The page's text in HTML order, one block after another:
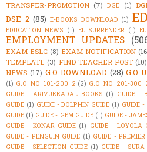
TRANSFER-PROMOTION (7) DGE (1)
DSE_2 (85) E-BOOKS DOWNLOAD (1)
EDUCATION NEWS (1) EL SURRENDER (1)
EMPLOYMENT UPDATES
EXAM ESLC (8) EXAM NOTIFICATION
TEMPLATE (3) FIND TEACHER POST (10)
NEWS (17) G.O DOWNLOAD (28) G.O
(1) G.O_NO_101-200_2 (2) G.O_NO_201-
GUIDE - ARIVUKKADAL BOOKS (1) GUIDE -
GUIDE (1) GUIDE - DOLPHIN GUIDE (1) GUIDE -
GUIDE (1) GUIDE - GEM GUIDE (1) GUIDE -
GUIDE - KONAR GUIDE (1) GUIDE - LOYOLA
GUIDE - PENGUIN GUIDE (1) GUIDE - PREMIER
GUIDE - SELECTION GUIDE (1) GUIDE - SURA